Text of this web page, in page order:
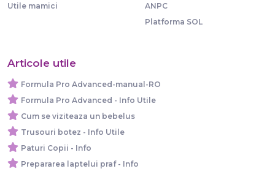
Utile mamici
ANPC
Platforma SOL
Articole utile
Formula Pro Advanced-manual-RO
Formula Pro Advanced - Info Utile
Cum se viziteaza un bebelus
Trusouri botez - Info Utile
Paturi Copii - Info
Prepararea laptelui praf - Info